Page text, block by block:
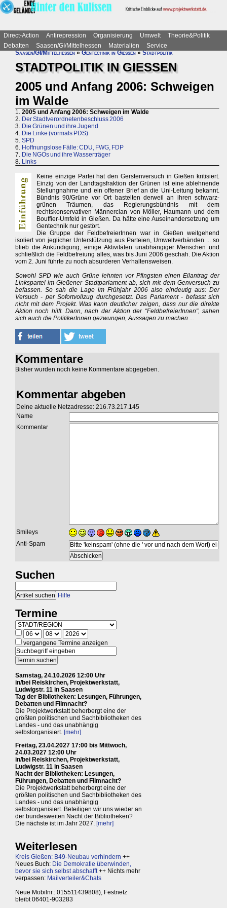
Direct-Action Antirepression Organisierung Umwelt
Theorie&Politik
Debatten
Saasen/GI/Mittelhessen Materialien
Service
Saasen/GI/Mittelhessen»Gentechnik in Gießen»Stadtpolitik
STADTPOLITIK IN GIESSEN
2005 und Anfang 2006: Schweigen
im Walde
1. 2005 und Anfang 2006: Schweigen im Walde
2. Der Stadtverordnetenbeschluss 2006
3. Die Grünen und ihre Jugend
4. Die Linke (vormals PDS)
5. SPD
6. Hoffnungslose Fälle: CDU, FWG, FDP
7. Die NGOs und ihre Wasserträger
8. Links
Keine einzige Partei hat den Gerstenversuch in Gießen kritisiert.
Einzig von der Landtagsfraktion der Grünen ist eine ablehnende
Stellungnahme und ein offener Brief an die Uni-Leitung bekannt.
Bündnis 90/Grüne vor Ort bastelten derweil an ihren schwarz-
grünen Träumen, das Regierungsbündnis mit dem
rechtskonservativen Männerclan von Möller, Haumann und dem
Bouffier-Umfeld in Gießen. Da hätte eine Auseinandersetzung um
Gentechnik nur gestört.
Die Gruppe der FeldbefreierInnen war in Gießen weitgehend
isoliert von jeglicher Unterstützung aus Parteien, Umweltverbänden ... so
blieb die Ankündigung, einige Aktivitäten unabhängiger Menschen und
schließlich die Feldbefreiung alles, was bis Juni 2006 geschah. Die Aktion
vom 2. Juni führte zu noch absurderen Verhaltensweisen.
Sowohl SPD wie auch Grüne lehnten vor Pfingsten einen Eilantrag der
Linkspartei im Gießener Stadtparlament ab, sich mit dem Genversuch zu
befassen. So sah die Lage im Frühjahr 2006 also eindeutig aus: Der
Versuch - per Sofortvollzug durchgesetzt. Das Parlament - befasst sich
nicht mit dem Projekt. Was kann deutlicher zeigen, dass nur die direkte
Aktion noch hilft. Dann, nach der Aktion der "FeldbefreierInnen", sahen
sich auch die PolitikerInnen gezwungen, Aussagen zu machen ...
Kommentare
Bisher wurden noch keine Kommentare abgegeben.
Kommentar abgeben
Deine aktuelle Netzadresse: 216.73.217.145
Name
Kommentar
Smileys
Anti-Spam
Suchen
Hilfe
Termine
vergangene Termine anzeigen
Samstag, 24.10.2026 12:00 Uhr
in/bei Reiskirchen, Projektwerkstatt,
Ludwigstr. 11 in Saasen
Tag der Bibliotheken: Lesungen, Führungen,
Debatten und Filmnacht?
Die Projektwerkstatt beherbergt eine der
größten politischen und Sachbibliotheken des
Landes - und das unabhängig
selbstorganisiert. [mehr]
Freitag, 23.04.2027 17:00 bis Mittwoch,
24.03.2027 12:00 Uhr
in/bei Reiskirchen, Projektwerkstatt,
Ludwigstr. 11 in Saasen
Nacht der Bibliotheken: Lesungen,
Führungen, Debatten und Filmnacht?
Die Projektwerkstatt beherbergt eine der
größten politischen und Sachbibliotheken des
Landes - und das unabhängig
selbstorganisiert. Beteiligen wir uns wieder an
der bundesweiten Nacht der Bibliotheken?
Die nächste ist im Jahr 2027. [mehr]
Weiterlesen
Kreis Gießen: B49-Neubau verhindern ++
Neues Buch: Die Demokratie überwinden,
bevor sie sich selbst abschafft++ Nichts mehr
verpassen: Mailverteiler&Chats
Neue Mobilnr.: 015511439808), Festnetz
bleibt 06401-903283